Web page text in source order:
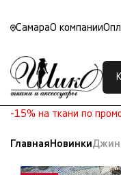
СамараО компании
-15% на ткани по
Главная Новинки